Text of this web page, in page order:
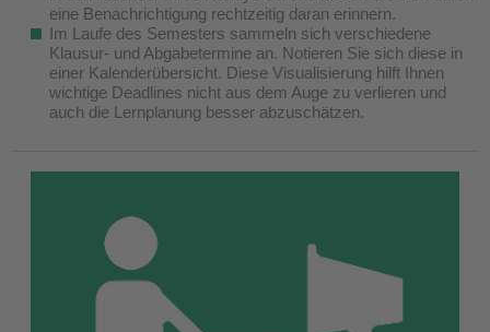
eine Benachrichtigung rechtzeitig daran erinnern.
Im Laufe des Semesters sammeln sich verschiedene
Klausur- und Abgabetermine an. Notieren Sie sich diese in
einer Kalenderübersicht. Diese Visualisierung hilft Ihnen
wichtige Deadlines nicht aus dem Auge zu verlieren und
auch die Lernplanung besser abzuschätzen.